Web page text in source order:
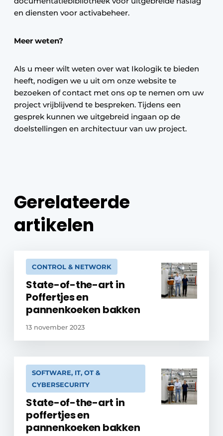
en diensten voor activabeheer.
Meer weten?
Als u meer wilt weten over wat Ikologik te bieden
heeft, nodigen we u uit om onze website te
bezoeken of contact met ons op te nemen om uw
project vrijblijvend te bespreken. Tijdens een
gesprek kunnen we uitgebreid ingaan op de
doelstellingen en architectuur van uw project.
Gerelateerde
artikelen
CONTROL & NETWORK
State-of-the-art in
Poffertjes en
pannenkoeken bakken
13 november 2023
SOFTWARE, IT, OT &
CYBERSECURITY
State-of-the-art in
poffertjes en
pannenkoeken bakken